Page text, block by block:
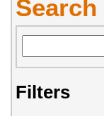
Search
Filters